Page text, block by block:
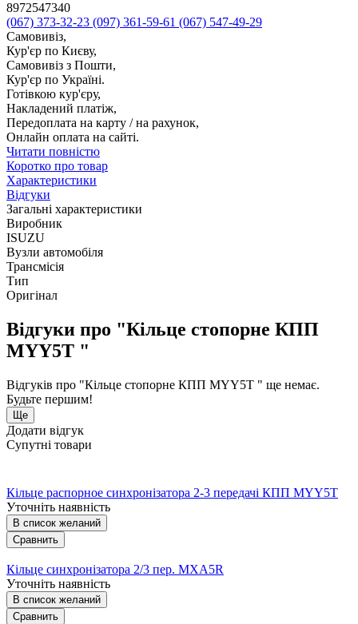
8972547340
(067) 373-32-23 (097) 361-59-61 (067) 547-49-29
Самовивіз,
Кур'єр по Києву,
Самовивіз з Пошти,
Кур'єр по Україні.
Готівкою кур'єру,
Накладений платіж,
Передоплата на карту / на рахунок,
Онлайн оплата на сайті.
Читати повністю
Коротко про товар
Характеристики
Відгуки
Загальні характеристики
Виробник
ISUZU
Вузли автомобіля
Трансмісія
Тип
Оригінал
Відгуки про "Кільце стопорне КПП
MYY5T "
Відгуків про "Кільце стопорне КПП MYY5T " ще немає.
Будьте першим!
Ще
Додати відгук
Супутні товари
Кільце распорное синхронізатора 2-3 передачі КПП MYY5T
Уточніть наявність
В список желаний
Сравнить
Кільце синхронізатора 2/3 пер. MXA5R
Уточніть наявність
В список желаний
Сравнить